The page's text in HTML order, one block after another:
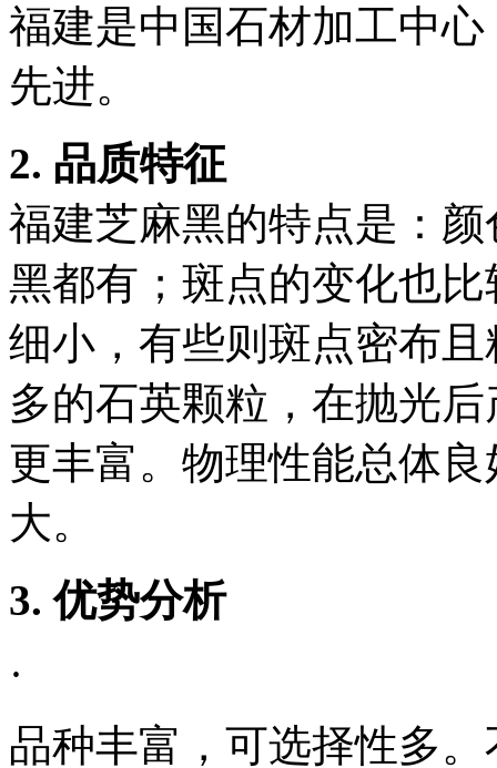
福建是中国石材加工中
先进。
2. 品质特征
福建芝麻黑的特点是：
黑都有；斑点的变化也
细小，有些则斑点密布
多的石英颗粒，在抛光
更丰富。物理性能总体
大。
3. 优势分析
·
品种丰富，可选择性多